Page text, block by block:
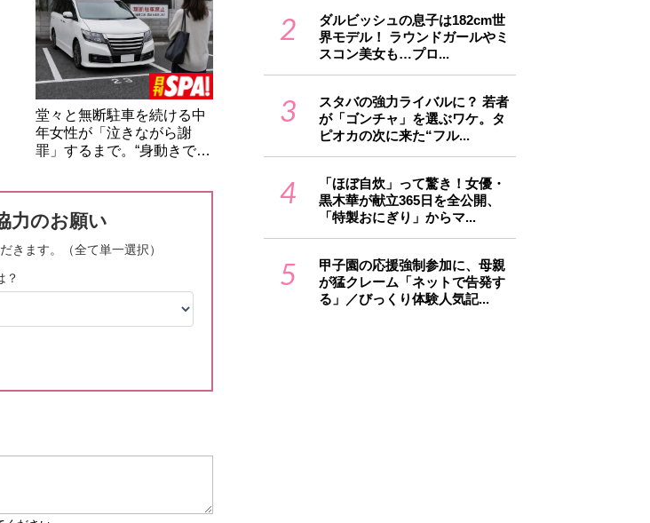
堂々と無断駐車を続ける中
年女性が「泣きながら謝
罪」するまで。“身動きで…
2
ダルビッシュの息子は182cm世
界モデル！ ラウンドガールやミ
スコン美女も…プロ...
3
スタバの強力ライバルに？ 若者
が「ゴンチャ」を選ぶワケ。タ
ピオカの次に来た“フル...
4
「ほぼ自炊」って驚き！女優・
黒木華が献立365日を全公開、
「特製おにぎり」からマ...
5
甲子園の応援強制参加に、母親
が猛クレーム「ネットで告発す
る」／びっくり体験人気記...